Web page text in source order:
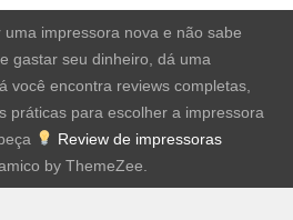
impressora nova e não sabe
gastar seu dinheiro, dá uma
você encontra reviews completas,
práticas para escolher a impressora
Review de impressoras
by ThemeZee.